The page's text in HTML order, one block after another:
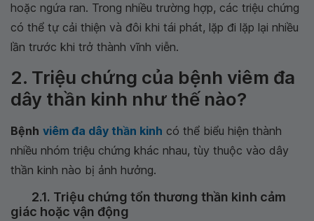
hoặc ngứa ran. Trong nhiều trường hợp, các triệu chứng
có thể tự cải thiện và đôi khi tái phát, lặp đi lặp lại nhiều
lần trước khi trở thành vĩnh viễn.
2. Triệu chứng của bệnh viêm đa
dây thần kinh như thế nào?
Bệnh viêm đa dây thần kinh có thể biểu hiện thành
nhiều nhóm triệu chứng khác nhau, tùy thuộc vào dây
thần kinh nào bị ảnh hưởng.
2.1. Triệu chứng tổn thương thần kinh cảm
giác hoặc vận động